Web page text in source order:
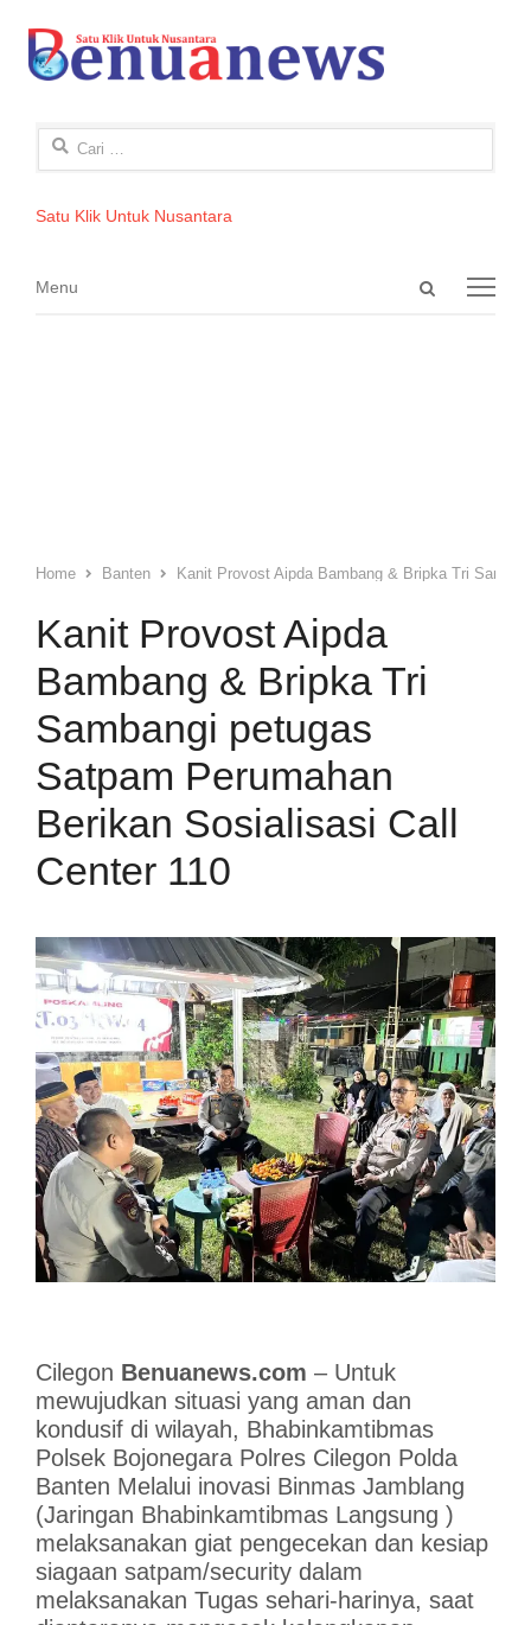
Cari
Satu Klik Untuk Nusantara
Open
Menu
Menu
Home Banten Kanit Provost Aipda Bambang & Bripka Tri
Kanit Provost Aipda
Bambang & Bripka Tri
Sambangi petugas
Satpam Perumahan
Berikan Sosialisasi Call
Center 110
Cilegon Benuanews.com – Untuk
mewujudkan situasi yang aman dan
kondusif di wilayah, Bhabinkamtibmas
Polsek Bojonegara Polres Cilegon Polda
Banten Melalui inovasi Binmas Jamblang
(Jaringan Bhabinkamtibmas Langsung )
melaksanakan giat pengecekan dan kesiap
siagaan satpam/security dalam
melaksanakan Tugas sehari-harinya, saat